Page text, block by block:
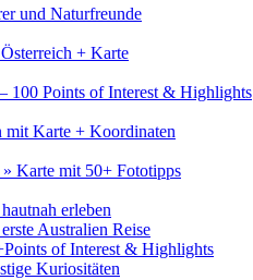
und Naturfreunde
+ Karte
100 Points of Interest & Highlights
mit Karte + Koordinaten
Karte mit 50+ Fototipps
erleben
Australien Reise
of Interest & Highlights
Kuriositäten